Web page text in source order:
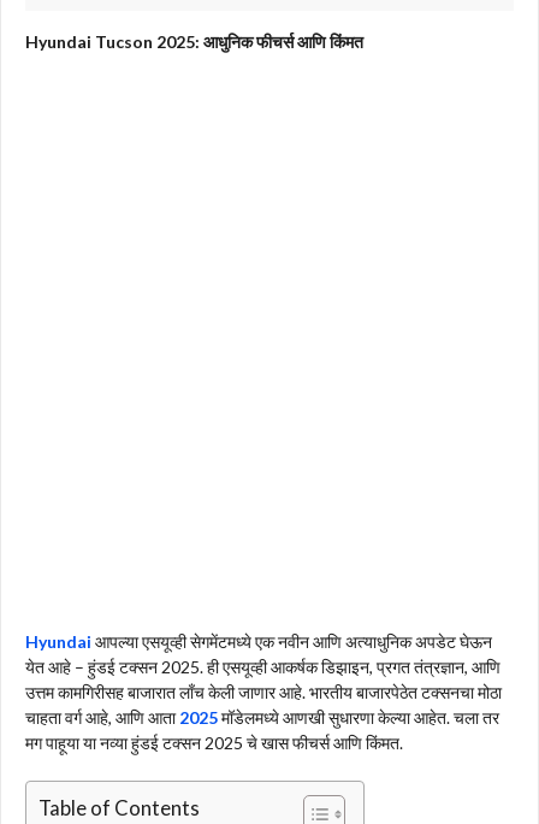
Hyundai Tucson 2025: आधुनिक फीचर्स आणि किंमत
Hyundai आपल्या एसयूव्ही सेगमेंटमध्ये एक नवीन आणि अत्याधुनिक अपडेट घेऊन
येत आहे – हुंडई टक्सन 2025. ही एसयूव्ही आकर्षक डिझाइन, प्रगत तंत्रज्ञान, आणि
उत्तम कामगिरीसह बाजारात लाँच केली जाणार आहे. भारतीय बाजारपेठेत टक्सनचा मोठा
चाहता वर्ग आहे, आणि आता2025मॉडेलमध्ये आणखी सुधारणा केल्या आहेत. चला तर
मग पाहूया या नव्या हुंडई टक्सन 2025 चे खास फीचर्स आणि किंमत.
Table of Contents